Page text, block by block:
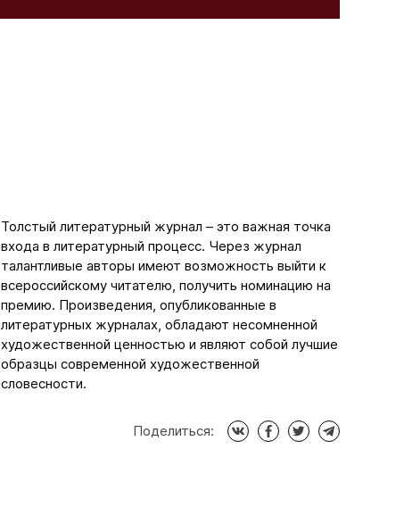
Толстый литературный журнал – это важная точка
входа в литературный процесс. Через журнал
талантливые авторы имеют возможность выйти к
всероссийскому читателю, получить номинацию на
премию. Произведения, опубликованные в
литературных журналах, обладают несомненной
художественной ценностью и являют собой лучшие
образцы современной художественной
словесности.
Поделиться: